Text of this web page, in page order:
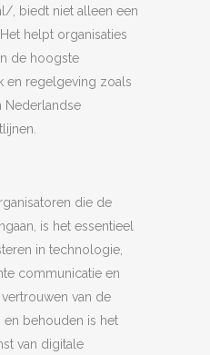
, biedt niet alleen een
helpt organisaties
de hoogste
en regelgeving zoals
Nederlandse
die de
is het essentieel
in technologie,
communicatie en
van de
en behouden is het
van digitale